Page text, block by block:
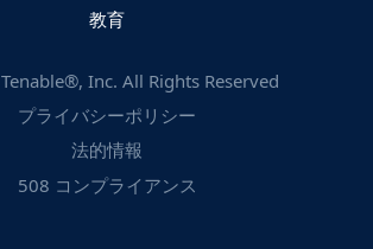
教育
Tenable®, Inc. All Rights Reserved
プライバシーポリシー
法的情報
508 コンプライアンス